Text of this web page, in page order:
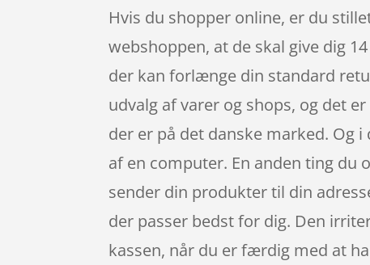
Hvis du shopper online, er du
webshoppen, at de skal give dig
der kan forlænge din standard
udvalg af varer og shops, og det
der er på det danske marked. Og
af en computer. En anden ting du
sender din produkter til din
der passer bedst for dig. Den
kassen, når du er færdig med at